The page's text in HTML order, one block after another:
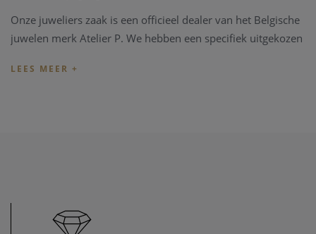
Onze juweliers zaak is een officieel dealer van het Belgische
juwelen merk Atelier P. We hebben een specifiek uitgekozen
Atelier P collectie kunnen besteld worden in onze zaak.
van een verloving ring, kan u een bericht zenden via
We brengen u graag op de hoogte.